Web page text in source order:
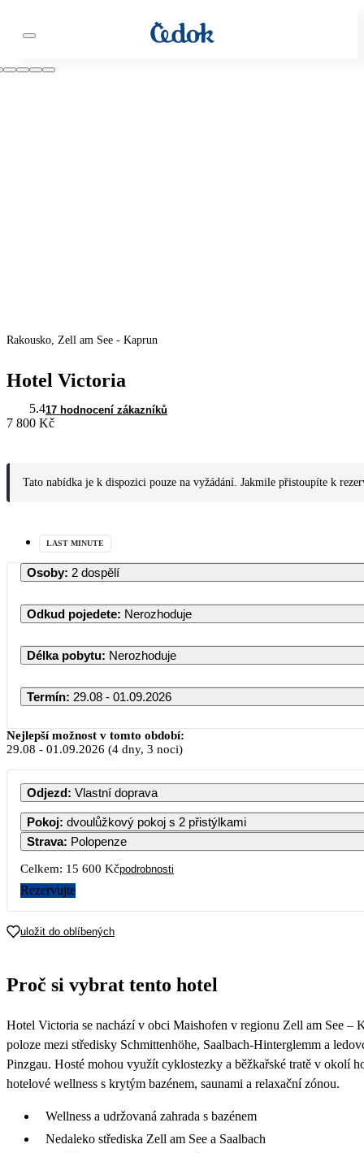
Rakousko, Zell am See - Kaprun
Hotel Victoria
5.417 hodnocení zákazníků
7 800 Kč
Tato nabídka je k dispozici pouze na vyžádání. Jakmile přistoupíte k
LAST MINUTE
Osoby: 2 dospělí
Odkud pojedete: Nerozhoduje
Délka pobytu: Nerozhoduje
Termín: 29.08 - 01.09.2026
Nejlepší možnost v tomto období:
29.08 - 01.09.2026 (4 dny, 3 noci)
Odjezd: Vlastní doprava
Pokoj: dvoulůžkový pokoj s 2 přistýlkami
Strava: Polopenze
Celkem: 15 600 Kčpodrobnosti
Rezervujte
uložit do oblíbených
Proč si vybrat tento hotel
Hotel Victoria se nachází v obci Maishofen v regionu Zell am See
poloze mezi středisky Schmittenhöhe, Saalbach-Hinterglemm a
Pinzgau. Hosté mohou využít cyklostezky a běžkařské tratě v okolí
hotelové wellness s krytým bazénem, saunami a relaxační zónou.
Wellness a udržovaná zahrada s bazénem
Nedaleko střediska Zell am See a Saalbach